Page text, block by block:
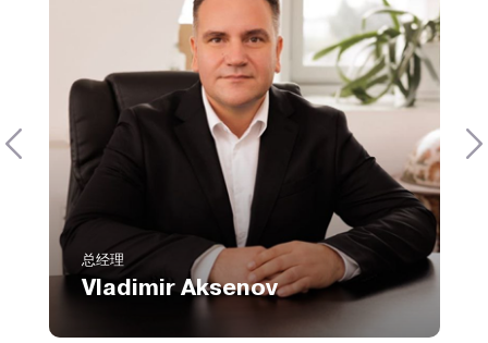
总经理
Vladimir Aksenov
Телефон
8 800 551 51 47
Email